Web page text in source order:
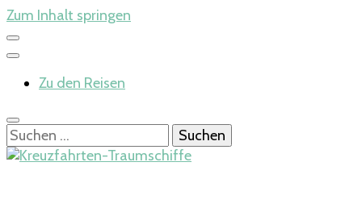
Zum Inhalt springen
Zu den Reisen
Suchen
nach: